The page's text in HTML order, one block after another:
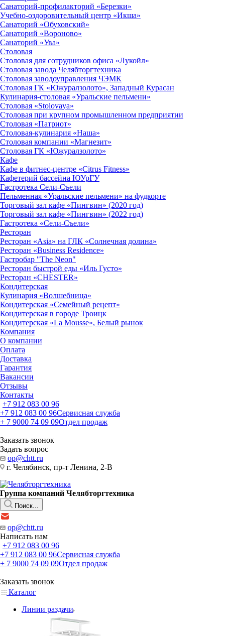
Санаторий-профилакторий «Березки»
Учебно-оздоровительный центр «Икша»
Санаторий «Обуховский»
Санаторий «Вороново»
Санаторий «Ува»
Столовая
Столовая для сотрудников офиса «Лукойл»
Столовая завода Челябторгтехника
Столовая заводоуправления ЧЭМК
Столовая ГК «Южуралзолото», Западный Курасан
Кулинария-столовая «Уральские пельмени»
Столовая «Stolovaya»
Столовая при крупном промышленном предприятии
Столовая «Патриот»
Столовая-кулинария «Наша»
Столовая компании «Магнезит»
Столовая ГК «Южуралзолото»
Кафе
Кафе в фитнес-центре «Citrus Fitness»
Кафетерий бассейна ЮУрГУ
Гастротека Сели-Съели
Пельменная «Уральские пельмени» на фудкорте
Торговый зал кафе «Пингвин» (2020 год)
Торговый зал кафе «Пингвин» (2022 год)
Гастротека «Сели-Съели»
Ресторан
Ресторан «Asia» на ГЛК «Солнечная долина»
Ресторан «Business Residence»
Гастробар "The Neon"
Ресторан быстрой еды «Иль Густо»
Ресторан «CHESTER»
Кондитерская
Кулинария «Волшебница»
Кондитерская «Семейный рецепт»
Кондитерская в городе Троицк
Кондитерская «La Mousse», Белый рынок
Компания
О компании
Оплата
Доставка
Гарантия
Вакансии
Отзывы
Контакты
+7 912 083 00 96
+7 912 083 00 96Сервисная служба
+ 7 9000 74 09 09Отдел продаж
Заказать звонок
Задать вопрос
op@chtt.ru
г. Челябинск, пр-т Ленина, 2-В
Группа компаний Челябторгтехника
Поиск...
op@chtt.ru
Написать нам
+7 912 083 00 96
+7 912 083 00 96Сервисная служба
+ 7 9000 74 09 09Отдел продаж
Заказать звонок
Каталог
Линии раздачи